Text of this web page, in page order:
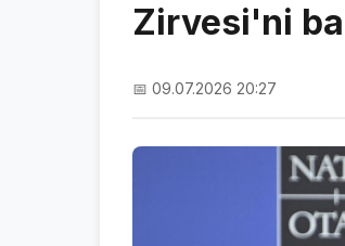
Zirvesi'ni
📅 09.07.2026 20:27